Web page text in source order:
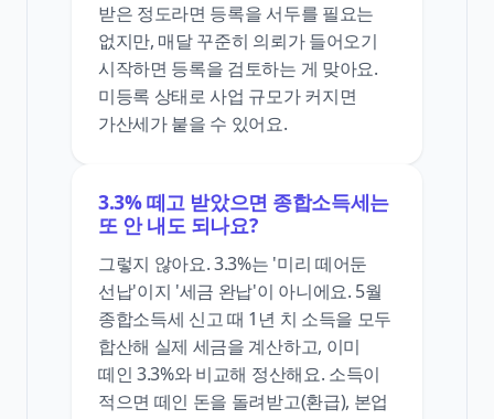
받은 정도라면 등록을 서두를 필요는
없지만, 매달 꾸준히 의뢰가 들어오기
시작하면 등록을 검토하는 게 맞아요.
미등록 상태로 사업 규모가 커지면
가산세가 붙을 수 있어요.
3.3% 떼고 받았으면 종합소득세는
또 안 내도 되나요?
그렇지 않아요. 3.3%는 '미리 떼어둔
선납'이지 '세금 완납'이 아니에요. 5월
종합소득세 신고 때 1년 치 소득을 모두
합산해 실제 세금을 계산하고, 이미
떼인 3.3%와 비교해 정산해요. 소득이
적으면 떼인 돈을 돌려받고(환급), 본업